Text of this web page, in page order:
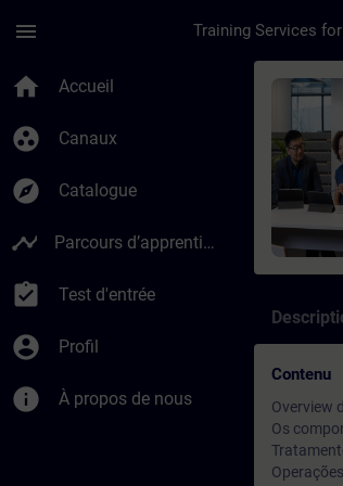
menu
home Accueil
group_work Canaux
explore Catalogue
timeline Parcours d’apprentissage
assignment_turned_in Test d'entrée
account_circle Profil
info À propos de nous
Cours
Contenu
Overview
Os